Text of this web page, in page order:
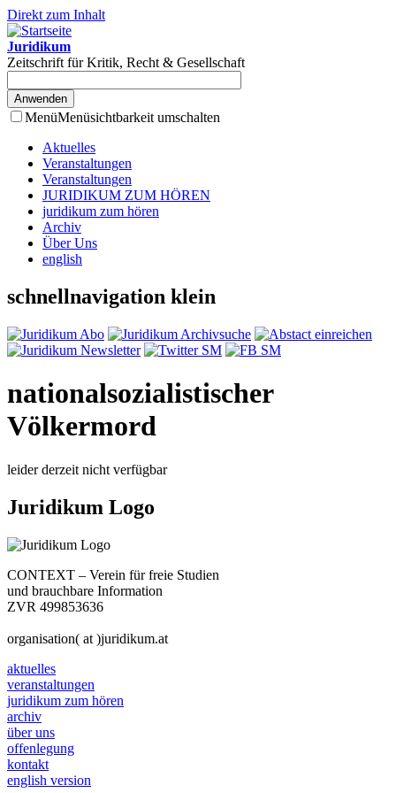
Direkt zum Inhalt
Juridikum
Zeitschrift für Kritik, Recht & Gesellschaft
MenüMenüsichtbarkeit umschalten
Aktuelles
Veranstaltungen
Veranstaltungen
JURIDIKUM ZUM HÖREN
juridikum zum hören
Archiv
Über Uns
english
schnellnavigation klein
nationalsozialistischer
Völkermord
leider derzeit nicht verfügbar
Juridikum Logo
CONTEXT – Verein für freie Studien
und brauchbare Information
ZVR 499853636
organisation( at )juridikum.at
aktuelles
veranstaltungen
juridikum zum hören
archiv
über uns
offenlegung
kontakt
english version